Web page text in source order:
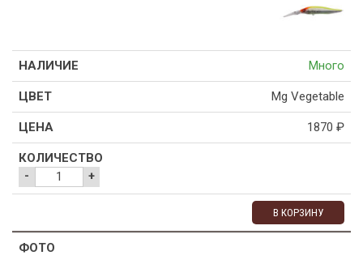
Много
Mg Vegetable
1870 ₽
- +
В КОРЗИНУ